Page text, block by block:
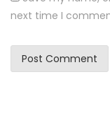
next time I